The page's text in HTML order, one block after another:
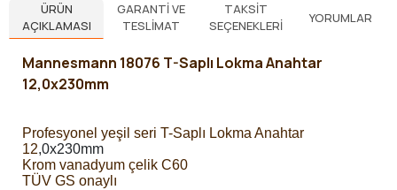
ÜRÜN
AÇIKLAMASI
GARANTI VE
TESLIMAT
TAKSIT
SEÇENEKLERI
YORUMLAR
Mannesmann 18076 T-Saplı Lokma Anahtar
12,0x230mm
Profesyonel yeşil seri T-Saplı Lokma Anahtar
12,0x230mm
Krom vanadyum çelik C60
TÜV GS onaylı